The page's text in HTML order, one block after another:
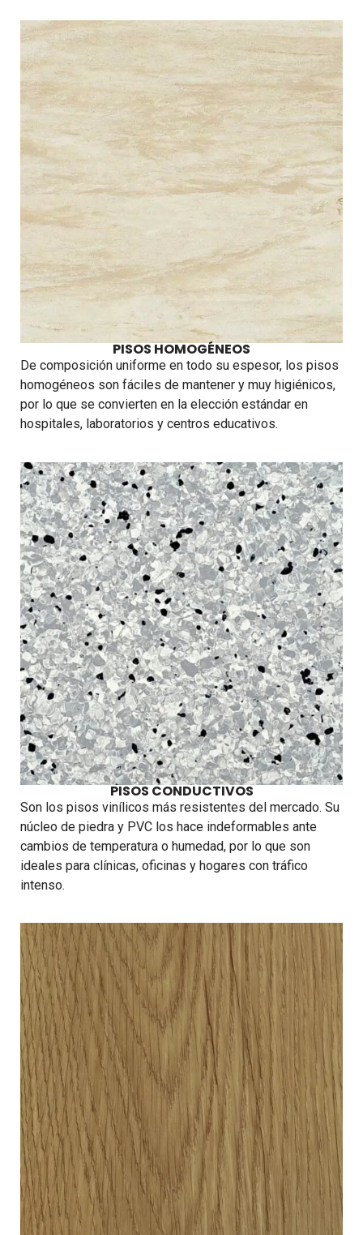
PISOS HOMOGÉNEOS
De composición uniforme en todo su espesor, los pisos
homogéneos son fáciles de mantener y muy higiénicos,
por lo que se convierten en la elección estándar en
hospitales, laboratorios y centros educativos.
PISOS CONDUCTIVOS
Son los pisos vinílicos más resistentes del mercado. Su
núcleo de piedra y PVC los hace indeformables ante
cambios de temperatura o humedad, por lo que son
ideales para clínicas, oficinas y hogares con tráfico
intenso.